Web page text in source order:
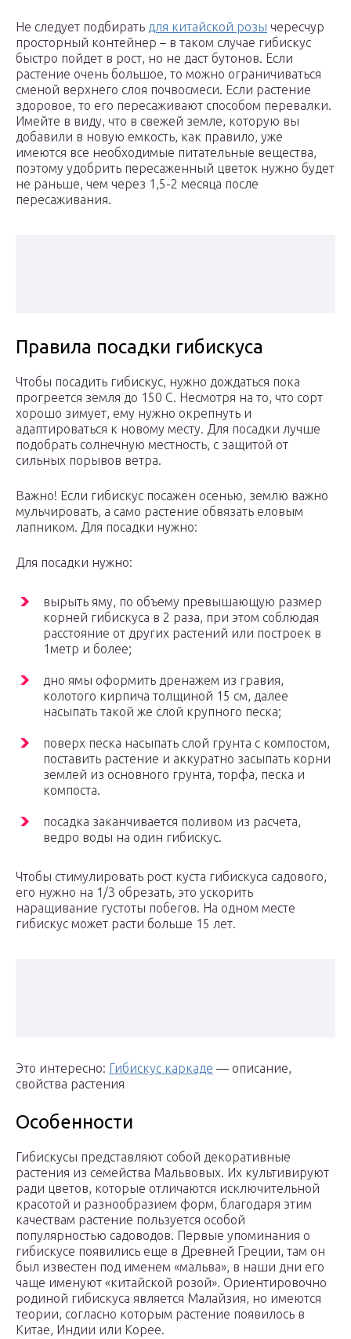
Не следует подбирать для китайской розы чересчур
просторный контейнер – в таком случае гибискус
быстро пойдет в рост, но не даст бутонов. Если
растение очень большое, то можно ограничиваться
сменой верхнего слоя почвосмеси. Если растение
здоровое, то его пересаживают способом перевалки.
Имейте в виду, что в свежей земле, которую вы
добавили в новую емкость, как правило, уже
имеются все необходимые питательные вещества,
поэтому удобрить пересаженный цветок нужно будет
не раньше, чем через 1,5-2 месяца после
пересаживания.
Правила посадки гибискуса
Чтобы посадить гибискус, нужно дождаться пока
прогреется земля до 150 С. Несмотря на то, что сорт
хорошо зимует, ему нужно окрепнуть и
адаптироваться к новому месту. Для посадки лучше
подобрать солнечную местность, с защитой от
сильных порывов ветра.
Важно! Если гибискус посажен осенью, землю важно
мульчировать, а само растение обвязать еловым
лапником. Для посадки нужно:
Для посадки нужно:
вырыть яму, по объему превышающую размер
корней гибискуса в 2 раза, при этом соблюдая
расстояние от других растений или построек в
1метр и более;
дно ямы оформить дренажем из гравия,
колотого кирпича толщиной 15 см, далее
насыпать такой же слой крупного песка;
поверх песка насыпать слой грунта с компостом,
поставить растение и аккуратно засыпать корни
землей из основного грунта, торфа, песка и
компоста.
посадка заканчивается поливом из расчета,
ведро воды на один гибискус.
Чтобы стимулировать рост куста гибискуса садового,
его нужно на 1/3 обрезать, это ускорить
наращивание густоты побегов. На одном месте
гибискус может расти больше 15 лет.
Это интересно: Гибискус каркаде — описание,
свойства растения
Особенности
Гибискусы представляют собой декоративные
растения из семейства Мальвовых. Их культивируют
ради цветов, которые отличаются исключительной
красотой и разнообразием форм, благодаря этим
качествам растение пользуется особой
популярностью садоводов. Первые упоминания о
гибискусе появились еще в Древней Греции, там он
был известен под именем «мальва», в наши дни его
чаще именуют «китайской розой». Ориентировочно
родиной гибискуса является Малайзия, но имеются
теории, согласно которым растение появилось в
Китае, Индии или Корее.